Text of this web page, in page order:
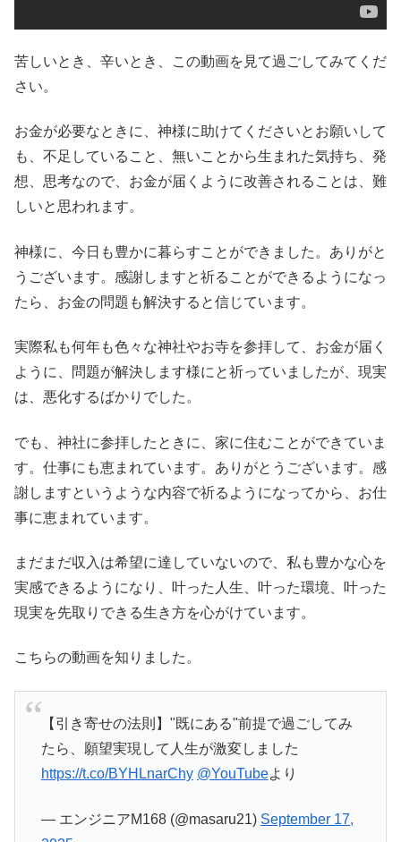
苦しいとき、辛いとき、この動画を見て過ごしてみてくだ
さい。
お金が必要なときに、神様に助けてくださいとお願いして
も、不足していること、無いことから生まれた気持ち、発
想、思考なので、お金が届くように改善されることは、難
しいと思われます。
神様に、今日も豊かに暮らすことができました。ありがと
うございます。感謝しますと祈ることができるようになっ
たら、お金の問題も解決すると信じています。
実際私も何年も色々な神社やお寺を参拝して、お金が届く
ように、問題が解決します様にと祈っていましたが、現実
は、悪化するばかりでした。
でも、神社に参拝したときに、家に住むことができていま
す。仕事にも恵まれています。ありがとうございます。感
謝しますというような内容で祈るようになってから、お仕
事に恵まれています。
まだまだ収入は希望に達していないので、私も豊かな心を
実感できるようになり、叶った人生、叶った環境、叶った
現実を先取りできる生き方を心がけています。
こちらの動画を知りました。
【引き寄せの法則】"既にある"前提で過ごしてみ
たら、願望実現して人生が激変しました
https://t.co/BYHLnarChy @YouTubeより
— エンジニアM168 (@masaru21) September 17,